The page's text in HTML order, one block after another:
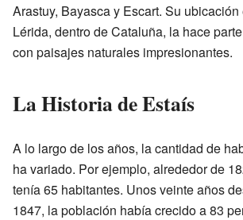
Arastuy, Bayasca y Escart. Su
Lérida, dentro de Cataluña, la hace
con paisajes naturales impresionantes.
La Historia de Estaís
A lo largo de los años, la cantidad de
ha variado. Por ejemplo, alrededor de
tenía 65 habitantes. Unos veinte años
1847, la población había crecido a 83